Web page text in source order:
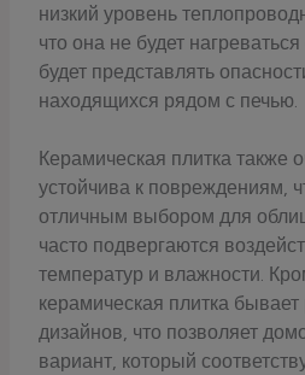
низкий уровень
что она не будет
будет представлять
находящихся рядом с печью.
Керамическая плитка также
устойчива к повреждениям,
отличным выбором для
часто подвергаются
температур и влажности.
керамическая плитка
дизайнов, что позволяет
вариант, который